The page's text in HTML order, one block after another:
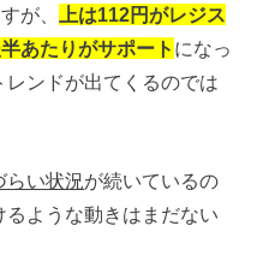
が、
上は112円がレジス
あたりがサポート になっ
ンドが出てくるのでは
らい状況が続いているの
ような動きはまだない